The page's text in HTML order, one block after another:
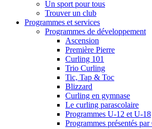
Un sport pour tous
Trouver un club
Programmes et services
Programmes de développement
Ascension
Première Pierre
Curling 101
Trio Curling
Tic, Tap & Toc
Blizzard
Curling en gymnase
Le curling parascolaire
Programmes U-12 et U-18
Programmes présentés